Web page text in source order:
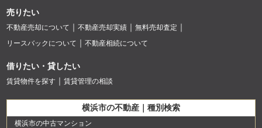
売りたい
不動産売却について 不動産売却実績
無料売却査定
リースバックについて
不動産相続について
借りたい・貸したい
賃貸物件を探す 賃貸管理の相談
横浜市の不動産｜種別検索
横浜市の中古マンション